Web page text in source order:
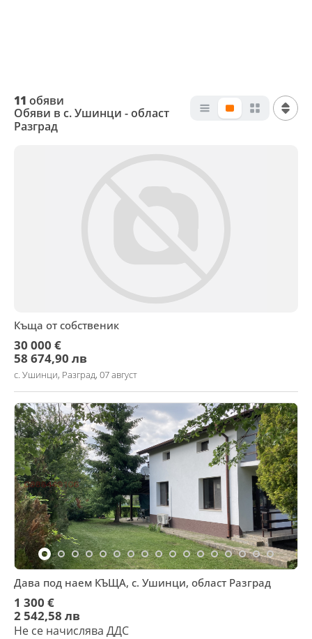
11 обяви
Обяви в с. Ушинци - област
Разград
Къща от собственик
30 000 €
58 674,90 лв
с. Ушинци, Разград, 07 август
Дава под наем КЪЩА, с. Ушинци, област Разград
1 300 €
2 542,58 лв
Не се начислява ДДС